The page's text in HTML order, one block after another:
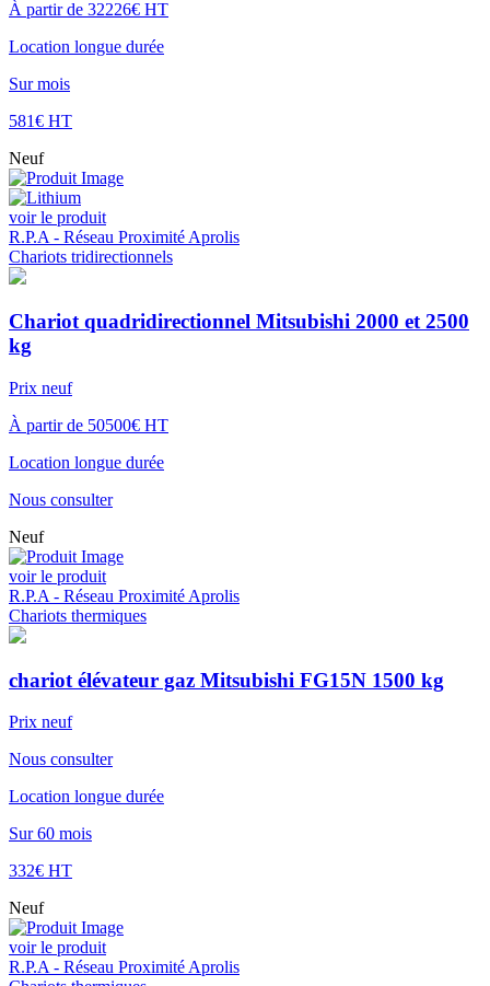
préventif et des réparations nécessaires, vous garantissant ainsi une
Faites confiance à R.P.A - Réseau Proximité Aprolis pour vous
opérations. Venez découvrir nos solutions à SAINTE CATHERINE
de vos processus de manutention.
À partir de 32226€ HT
Location longue durée
Sur mois
581€ HT
Neuf
voir le produit
R.P.A - Réseau Proximité Aprolis
Chariots tridirectionnels
Chariot quadridirectionnel Mitsubishi 2000 et 2500
kg
Prix neuf
À partir de 50500€ HT
Location longue durée
Nous consulter
Neuf
voir le produit
R.P.A - Réseau Proximité Aprolis
Chariots thermiques
chariot élévateur gaz Mitsubishi FG15N 1500 kg
Prix neuf
Nous consulter
Location longue durée
Sur 60 mois
332€ HT
Neuf
voir le produit
R.P.A - Réseau Proximité Aprolis